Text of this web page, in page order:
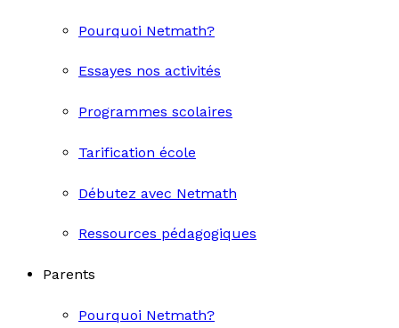
Pourquoi Netmath?
Essayes nos activités
Programmes scolaires
Tarification école
Débutez avec Netmath
Ressources pédagogiques
Parents
Pourquoi Netmath?